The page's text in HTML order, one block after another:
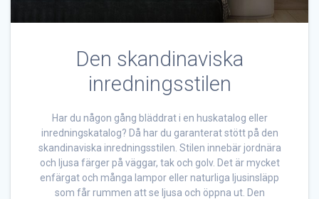
Den skandinaviska
inredningsstilen
Har du någon gång bläddrat i en huskatalog eller
inredningskatalog? Då har du garanterat stött på den
skandinaviska inredningsstilen. Stilen innebär jordnära
och ljusa färger på väggar, tak och golv. Det är mycket
enfärgat och många lampor eller naturliga ljusinsläpp
som får rummen att se ljusa och öppna ut. Den